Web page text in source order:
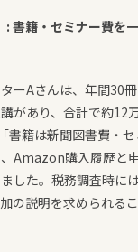
: 書籍・セミナー費を
ーAさんは、年間30
があり、合計で約12
籍は新聞図書費・セ
Amazon購入履歴と
した。税務調査時に
の説明を求められる